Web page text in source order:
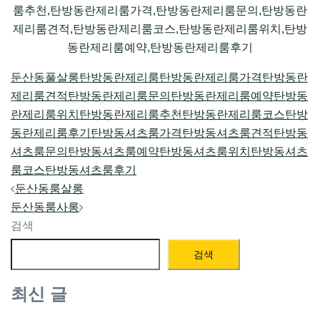
룸추천,탄방동란제리룸가격,탄방동란제리룸문의,탄방동란
제리룸견적,탄방동란제리룸코스,탄방동란제리룸위치,탄방
동란제리룸예약,탄방동란제리룸후기
둔산동풀살롱탄방동란제리룸탄방동란제리룸가격탄방동란
제리룸견적탄방동란제리룸문의 탄방동란제리룸예약탄방동
란제리룸위치 탄방동란제리룸추천 탄방동란제리룸코스탄방
동란제리룸후기 탄방동셔츠룸가격탄방동셔츠룸견적탄방동
셔츠룸문의 탄방동셔츠룸예약탄방동셔츠룸위치 탄방동셔츠
룸코스탄방동셔츠룸후기
Post
navigation
둔산동룸살롱
둔산동룸사롱
검색
검색
최신 글